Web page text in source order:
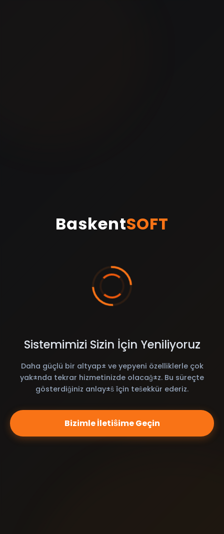
BaskentSOFT
Sistemimizi Sizin İçin Yeniliyoruz
Daha güçlü bir altyap± ve yepyeni özelliklerle çok
yak±nda tekrar hizmetinizde olacaĝ±z. Bu süreçte
gösterdiĝiniz anlay±ŝ îçin teŝekkür ederiz.
Bizimle İletiŝime Geçin